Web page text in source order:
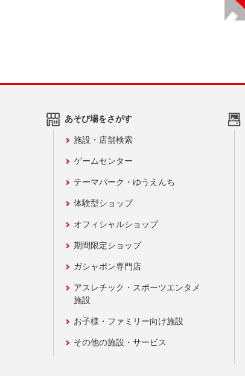
あそび場をさがす
施設・店舗検索
ゲームセンター
テーマパーク・ゆうえんち
体験型ショップ
オフィシャルショップ
期間限定ショップ
ガシャポン専門店
アスレチック・スポーツエンタメ
施設
お子様・ファミリー向け施設
その他の施設・サービス